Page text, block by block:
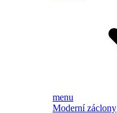
menu
Moderní záclony